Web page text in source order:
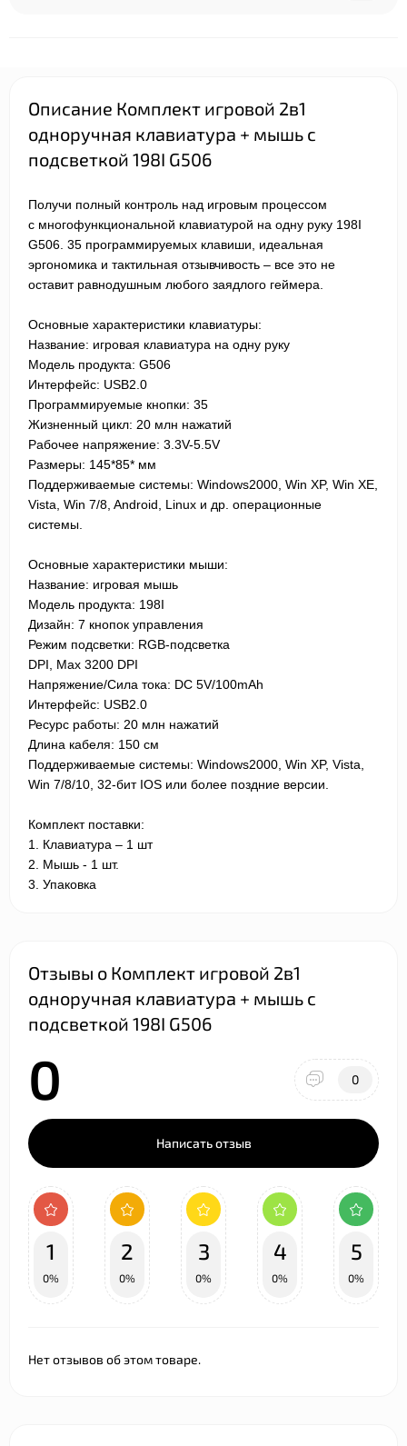
Описание Комплект игровой 2в1
одноручная клавиатура + мышь с
подсветкой 198I G506
Получи полный контроль над игровым процессом
с многофункциональной клавиатурой на одну руку 198I
G506 . 35 программируемых клавиши, идеальная
эргономика и тактильная отзывчивость – все это не
оставит равнодушным любого заядлого геймера.
Основные характеристики клавиатуры:
Название: игровая клавиатура на одну руку
Модель продукта: G506
Интерфейс: USB2.0
Программируемые кнопки: 35
Жизненный цикл: 20 млн нажатий
Рабочее напряжение: 3.3V-5.5V
Размеры: 145*85* мм
Поддерживаемые системы: Windows2000, Win XP, Win XE,
Vista, Win 7/8, Android, Linux и др. операционные
системы.
Основные характеристики мыши:
Название: игровая мышь
Модель продукта: 198I
Дизайн: 7 кнопок управления
Режим подсветки: RGB-подсветка
DPI, Max 3200 DPI
Напряжение/Сила тока: DC 5V/100mAh
Интерфейс: USB2.0
Ресурс работы: 20 млн нажатий
Длина кабеля: 150 см
Поддерживаемые системы: Windows2000, Win XP, Vista,
Win 7/8/10, 32-бит IOS или более поздние версии.
Комплект поставки:
1. Клавиатура – 1 шт
2. Мышь - 1 шт.
3. Упаковка
Отзывы о Комплект игровой 2в1
одноручная клавиатура + мышь с
подсветкой 198I G506
0 0
Написать отзыв
1
0%
2
0%
3
0%
4
0%
5
0%
Нет отзывов об этом товаре.